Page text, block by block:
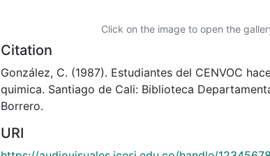
Click on the image to open the
Citation
González, C. (1987). Estudiantes del CENVOC
quimica. Santiago de Cali: Biblioteca
Borrero.
URI